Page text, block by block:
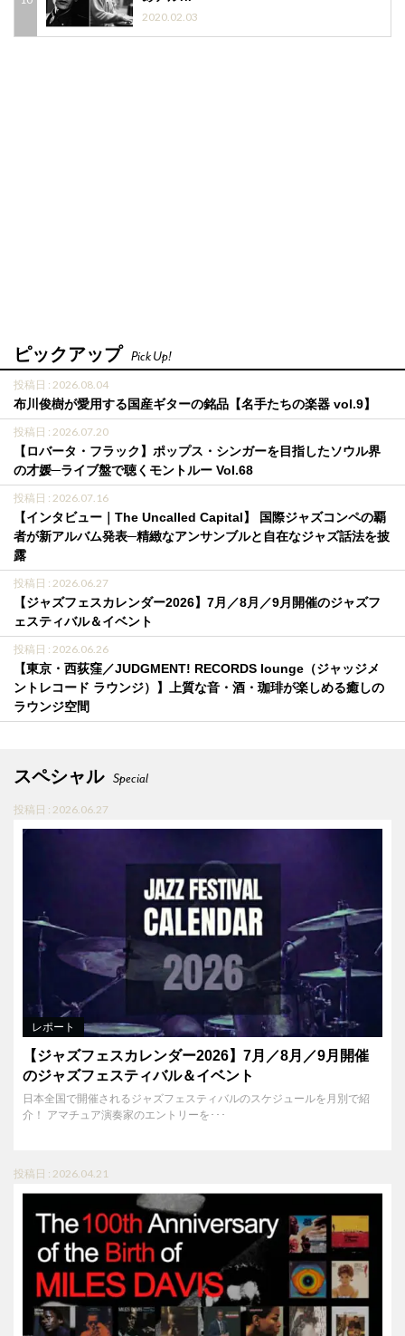
2020.02.03
ピックアップ Pick Up!
投稿日 : 2026.08.04
布川俊樹が愛用する国産ギターの銘品【名手たちの楽器 vol.9】
投稿日 : 2026.07.20
【ロバータ・フラック】ポップス・シンガーを目指したソウル界
の才媛─ライブ盤で聴くモントルー Vol.68
投稿日 : 2026.07.16
【インタビュー｜The Uncalled Capital】 国際ジャズコンペの覇
者が新アルバム発表─精緻なアンサンブルと自在なジャズ話法を披
露
投稿日 : 2026.06.27
【ジャズフェスカレンダー2026】7月／8月／9月開催のジャズフ
ェスティバル＆イベント
投稿日 : 2026.06.26
【東京・西荻窪／JUDGMENT! RECORDS lounge（ジャッジメ
ントレコード ラウンジ）】上質な音・酒・珈琲が楽しめる癒しの
ラウンジ空間
スペシャル Special
投稿日 : 2026.06.27
レポート
【ジャズフェスカレンダー2026】7月／8月／9月開催
のジャズフェスティバル＆イベント
日本全国で開催されるジャズフェスティバルのスケジュールを月別で紹
介！ アマチュア演奏家のエントリーを･･･
投稿日 : 2026.04.21